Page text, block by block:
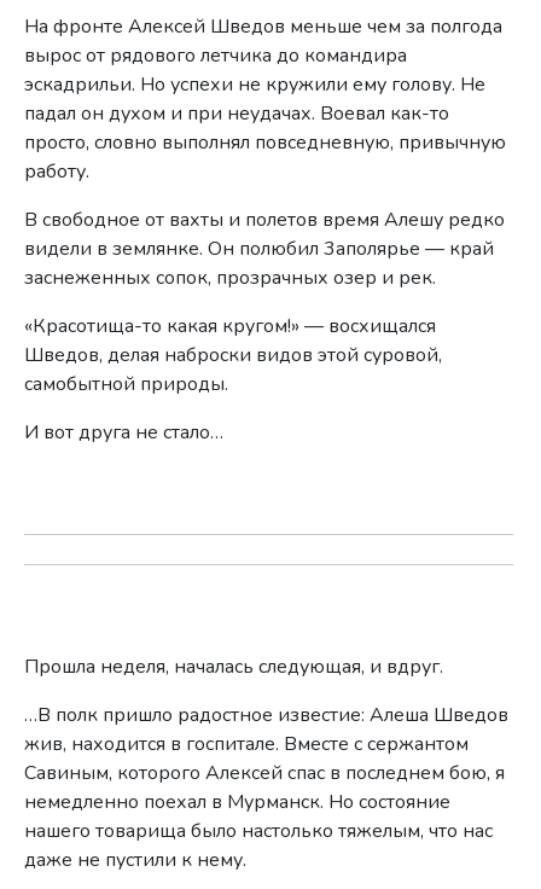
На фронте Алексей Шведов меньше чем за полгода
вырос от рядового летчика до командира
эскадрильи. Но успехи не кружили ему голову. Не
падал он духом и при неудачах. Воевал как-то
просто, словно выполнял повседневную, привычную
работу.
В свободное от вахты и полетов время Алешу редко
видели в землянке. Он полюбил 3аполярье — край
заснеженных сопок, прозрачных озер и рек.
«Красотища-то какая кругом!» — восхищался
Шведов, делая наброски видов этой суровой,
самобытной природы.
И вот друга не стало…
Прошла неделя, началась следующая, и вдруг.
…В полк пришло радостное известие: Алеша Шведов
жив, находится в госпитале. Вместе с сержантом
Савиным, которого Алексей спас в последнем бою, я
немедленно поехал в Мурманск. Но состояние
нашего товарища было настолько тяжелым, что нас
даже не пустили к нему.